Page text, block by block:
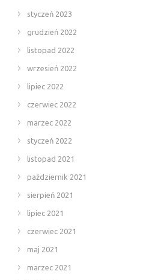
styczeń 2023
grudzień 2022
listopad 2022
wrzesień 2022
lipiec 2022
czerwiec 2022
marzec 2022
styczeń 2022
listopad 2021
październik 2021
sierpień 2021
lipiec 2021
czerwiec 2021
maj 2021
marzec 2021